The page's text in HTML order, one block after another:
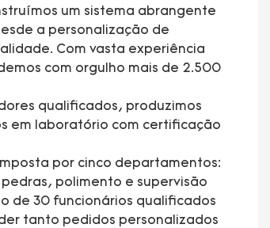
um sistema abrangente
a personalização de
Com vasta experiência
com orgulho mais de 2.500
qualificados, produzimos
em laboratório com certificação
por cinco departamentos:
polimento e supervisão
de 30 funcionários qualificados
tanto pedidos personalizados